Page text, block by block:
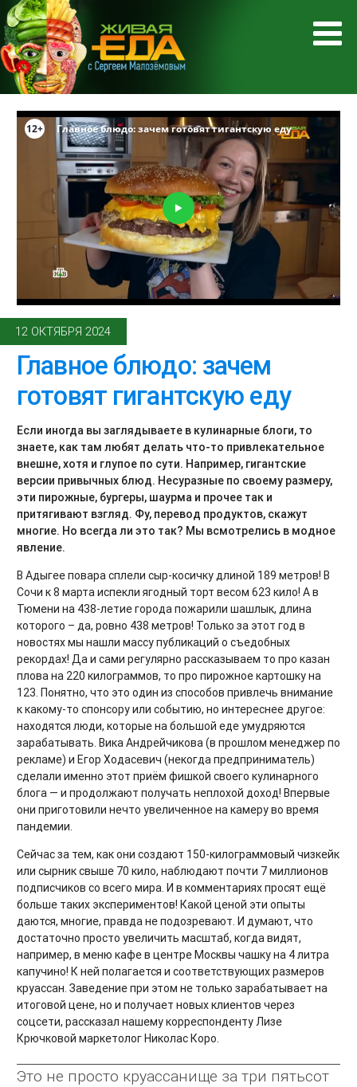
12 ОКТЯБРЯ 2024
Главное блюдо: зачем
готовят гигантскую еду
Если иногда вы заглядываете в кулинарные блоги, то
знаете, как там любят делать что-то привлекательное
внешне, хотя и глупое по сути. Например, гигантские
версии привычных блюд. Несуразные по своему размеру,
эти пирожные, бургеры, шаурма и прочее так и
притягивают взгляд. Фу, перевод продуктов, скажут
многие. Но всегда ли это так? Мы всмотрелись в модное
явление.
В Адыгее повара сплели сыр-косичку длиной 189 метров! В
Сочи к 8 марта испекли ягодный торт весом 623 кило! А в
Тюмени на 438-летие города пожарили шашлык, длина
которого – да, ровно 438 метров! Только за этот год в
новостях мы нашли массу публикаций о съедобных
рекордах! Да и сами регулярно рассказываем то про казан
плова на 220 килограммов, то про пирожное картошку на
123. Понятно, что это один из способов привлечь внимание
к какому-то спонсору или событию, но интереснее другое:
находятся люди, которые на большой еде умудряются
зарабатывать. Вика Андрейчикова (в прошлом менеджер по
рекламе) и Егор Ходасевич (некогда предприниматель)
сделали именно этот приём фишкой своего кулинарного
блога — и продолжают получать неплохой доход! Впервые
они приготовили нечто увеличенное на камеру во время
пандемии.
Сейчас за тем, как они создают 150-килограммовый чизкейк
или сырник свыше 70 кило, наблюдают почти 7 миллионов
подписчиков со всего мира. И в комментариях просят ещё
больше таких экспериментов! Какой ценой эти опыты
даются, многие, правда не подозревают. И думают, что
достаточно просто увеличить масштаб, когда видят,
например, в меню кафе в центре Москвы чашку на 4 литра
капучино! К ней полагается и соответствующих размеров
круассан. Заведение при этом не только зарабатывает на
итоговой цене, но и получает новых клиентов через
соцсети, рассказал нашему корреспонденту Лизе
Крючковой маркетолог Николас Коро.
Это не просто круассанище за три пятьсот